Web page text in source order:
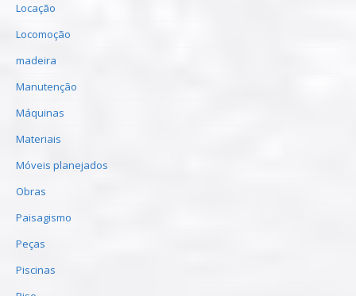
Locação
Locomoção
madeira
Manutenção
Máquinas
Materiais
Móveis planejados
Obras
Paisagismo
Peças
Piscinas